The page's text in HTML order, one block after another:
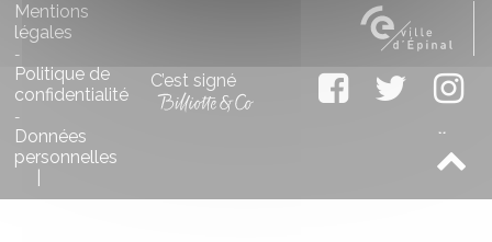
Mentions
légales
-
Politique de
confidentialité
-
Données
personnelles
C’est signé